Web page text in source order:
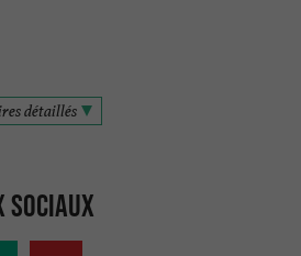
détaillés
sociaux